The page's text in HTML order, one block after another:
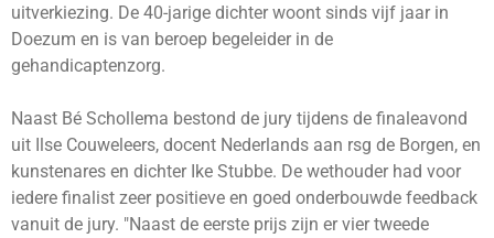
uitverkiezing. De 40-jarige dichter woont sinds vijf jaar in
Doezum en is van beroep begeleider in de
gehandicaptenzorg.
Naast Bé Schollema bestond de jury tijdens de finaleavond
uit Ilse Couweleers, docent Nederlands aan rsg de Borgen, en
kunstenares en dichter Ike Stubbe. De wethouder had voor
iedere finalist zeer positieve en goed onderbouwde feedback
vanuit de jury. "Naast de eerste prijs zijn er vier tweede